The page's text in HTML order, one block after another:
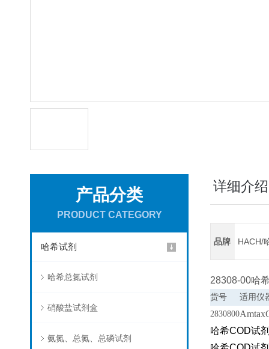
产品分类
PRODUCT CATEGORY
哈希试剂
哈希总氮试剂
硝酸盐试剂盒
氨氮、总氮、总磷试剂
详细介绍
品牌 HACH/
28308-00哈
货号
适用仪
2830800
哈希COD试